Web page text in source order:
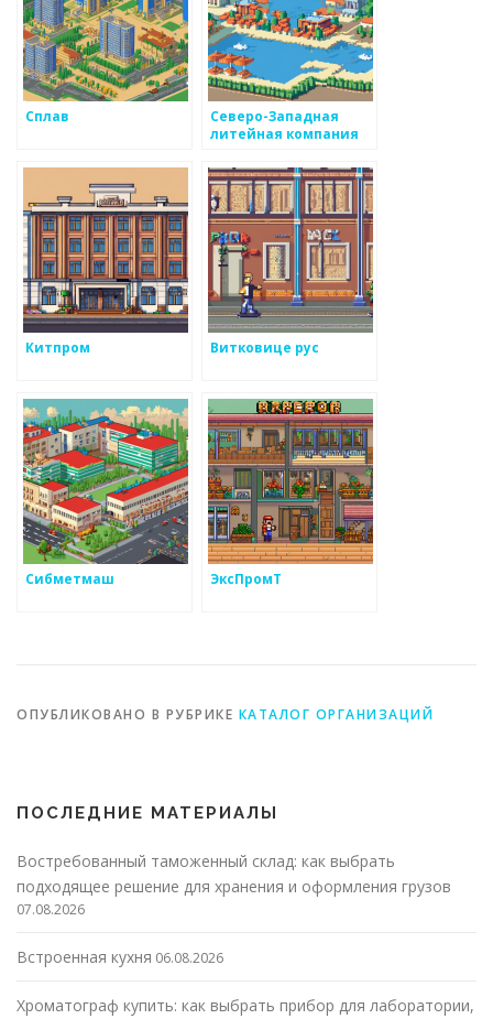
Сплав
Северо-Западная
литейная компания
Китпром Витковице рус
Сибметмаш ЭксПромТ
ОПУБЛИКОВАНО В РУБРИКЕ КАТАЛОГ ОРГАНИЗАЦИЙ
ПОСЛЕДНИЕ МАТЕРИАЛЫ
Востребованный таможенный склад: как выбрать
подходящее решение для хранения и оформления грузов
07.08.2026
Встроенная кухня 06.08.2026
Хроматограф купить: как выбрать прибор для лаборатории,